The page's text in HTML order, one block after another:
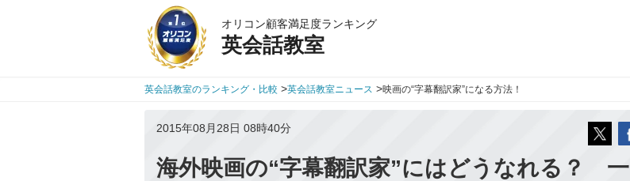
オリコン顧客満足度ランキング
英会話教室
英会話教室のランキング・比較 >英会話教室ニュース >映画の“字幕翻訳家”になる方法！
2015年08月28日 08時40分
海外映画の“字幕翻訳家”にはどうなれる？ 一